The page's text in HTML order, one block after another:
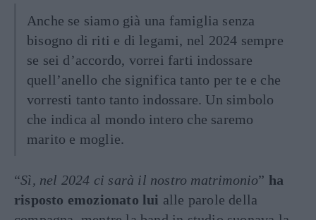
Anche se siamo già una famiglia senza
bisogno di riti e di legami, nel 2024 sempre
se sei d’accordo, vorrei farti indossare
quell’anello che significa tanto per te e che
vorresti tanto tanto indossare. Un simbolo
che indica al mondo intero che saremo
marito e moglie.
“Sì, nel 2024 ci sarà il nostro matrimonio” ha
risposto emozionato lui alle parole della